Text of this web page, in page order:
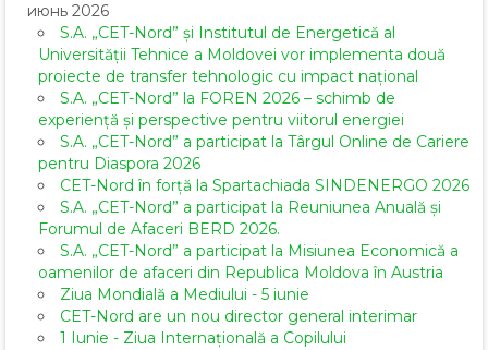
июнь 2026
S.A. „CET-Nord” și Institutul de Energetică al
Universității Tehnice a Moldovei vor implementa două
proiecte de transfer tehnologic cu impact național
S.A. „CET-Nord” la FOREN 2026 – schimb de
experiență și perspective pentru viitorul energiei
S.A. „CET-Nord” a participat la Târgul Online de Cariere
pentru Diaspora 2026
CET-Nord în forță la Spartachiada SINDENERGO 2026
S.A. „CET-Nord” a participat la Reuniunea Anuală și
Forumul de Afaceri BERD 2026.
S.A. „CET-Nord” a participat la Misiunea Economică a
oamenilor de afaceri din Republica Moldova în Austria
Ziua Mondială a Mediului - 5 iunie
CET-Nord are un nou director general interimar
1 Iunie - Ziua Internațională a Copilului